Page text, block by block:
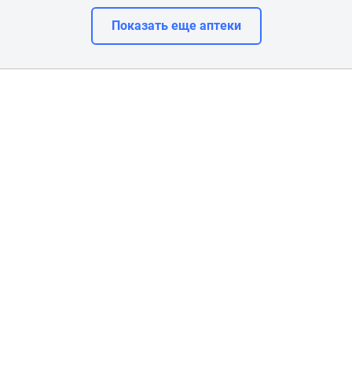
Показать еще аптеки